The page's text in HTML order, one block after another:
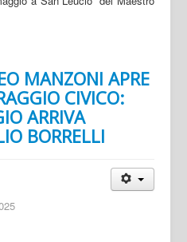
MANZONI APRE
CIVICO:
ARRIVA
BORRELLI